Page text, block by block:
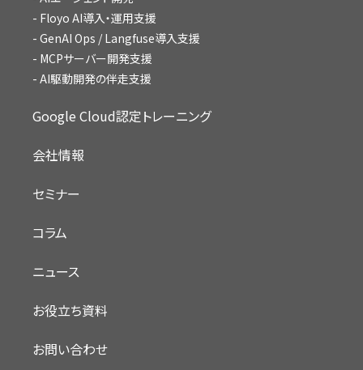
Floyo AI導入・運用支援
GenAI Ops / Langfuse導入支援
MCPサーバー開発支援
AI駆動開発の伴走支援
Google Cloud認定トレーニング
会社情報
セミナー
コラム
ニュース
お役立ち資料
お問い合わせ